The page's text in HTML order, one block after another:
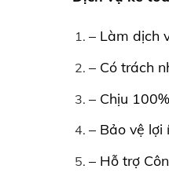
– Làm dịch
– Có trách
– Chịu
– Bảo vệ
– Hỗ trợ